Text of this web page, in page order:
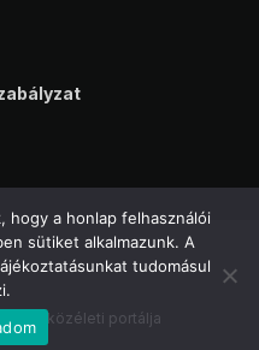
közéleti portálja
hogy a honlap felhasználói
sütiket alkalmazunk. A
tudomásul